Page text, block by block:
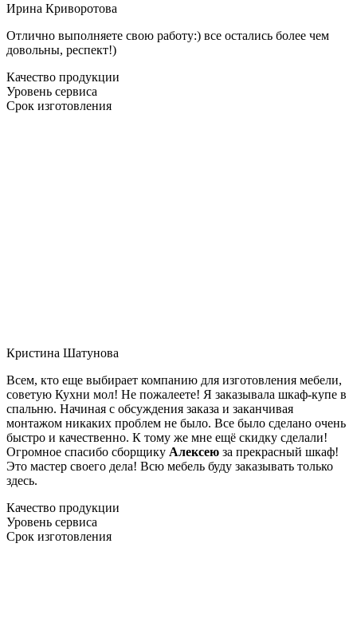
Ирина Криворотова
Отлично выполняете свою работу:) все остались более чем
довольны, респект!)
Качество продукции
Уровень сервиса
Срок изготовления
Кристина Шатунова
Всем, кто еще выбирает компанию для изготовления мебели,
советую Кухни мол! Не пожалеете! Я заказывала шкаф-купе в
спальню. Начиная с обсуждения заказа и заканчивая
монтажом никаких проблем не было. Все было сделано очень
быстро и качественно. К тому же мне ещё скидку сделали!
Огромное спасибо сборщику Алексею за прекрасный шкаф!
Это мастер своего дела! Всю мебель буду заказывать только
здесь.
Качество продукции
Уровень сервиса
Срок изготовления